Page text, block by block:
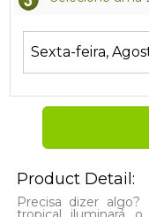
Product Detail:
Precisa dizer